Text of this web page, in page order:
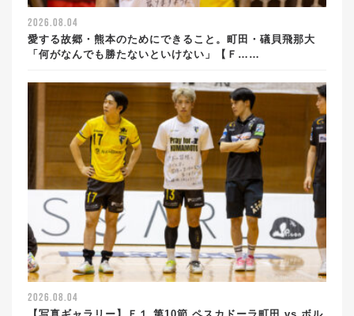
2026.08.04
愛する故郷・熊本のためにできること。町田・礒貝飛那大
「何がなんでも勝たないといけない」【Ｆ……
2026.08.04